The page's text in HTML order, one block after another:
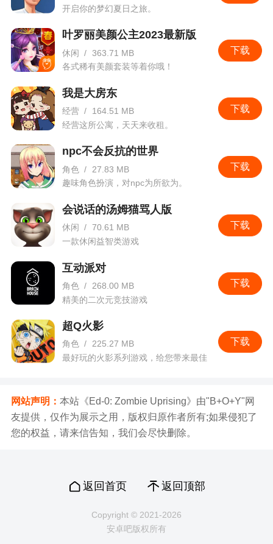
开启你的梦幻夏日之旅。
下载
叶罗丽美颜公主2023最新版
休闲 / 363.71 MB
各式稀有美颜套装等着你哦！
下载
我是大房东
经营 /
164.51 MB
经营这所公寓，天天来收租。
下载
npc不会反抗的世界
角色 /
27.83 MB
趣味角色扮演，对npc为所欲为。
下载
会说话的汤姆猫骂人版
休闲 / 70.61 MB
一款休闲益智类游戏
下载
互动派对
角色 /
268.00 MB
精美的二次元竞技游戏
下载
超Q火影
角色 / 225.27 MB
最好玩的火影系列游戏，给您带来最佳
网站声明： 本站《Ed-0: Zombie Uprising》由"B+O+Y"网
友提供，仅作为展示之用，版权归原作者所有;如果侵犯了
您的权益，请来信告知，我们会尽快删除。
返回首页 返回顶部
Copyright © 2021-2026
安卓吧版权所有